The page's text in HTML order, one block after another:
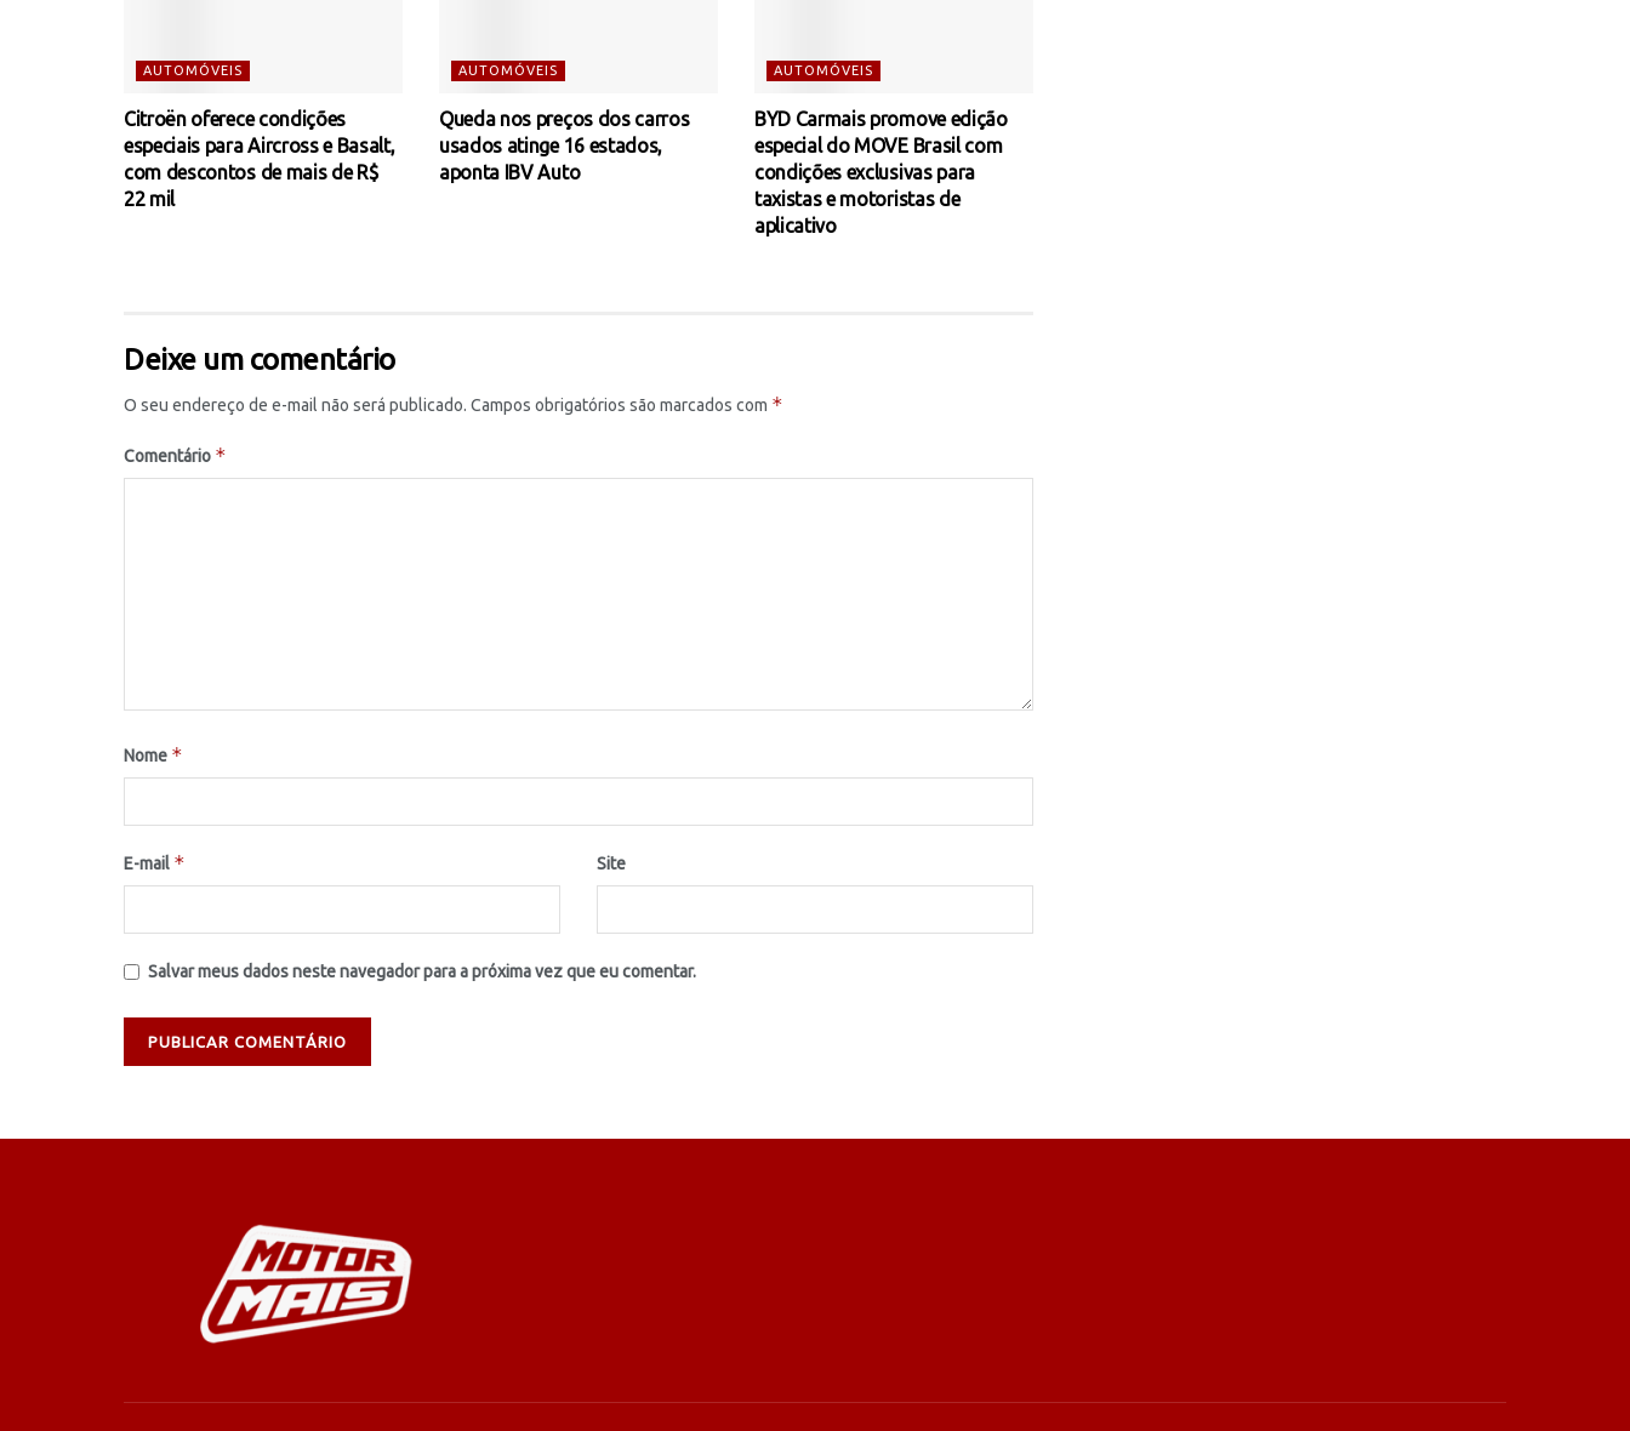
AUTOMÓVEIS
Citroën oferece condições
especiais para Aircross e Basalt,
com descontos de mais de R$
22 mil
AUTOMÓVEIS
Queda nos preços dos carros
usados atinge 16 estados,
aponta IBV Auto
AUTOMÓVEIS
BYD Carmais promove edição
especial do MOVE Brasil com
condições exclusivas para
taxistas e motoristas de
aplicativo
Deixe um comentário
O seu endereço de e-mail não será publicado. Campos obrigatórios são marcados com *
Comentário *
Nome *
E-mail * Site
Salvar meus dados neste navegador para a próxima vez que eu comentar.